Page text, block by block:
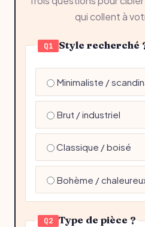
qui collent à
Q1 Style recherché
Minimaliste /
Brut / industriel
Classique / boisé
Bohème /
Q2 Type de pièce ?